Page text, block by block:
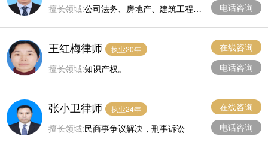
擅长领域:公司法务、房地产、建筑工程、
电话咨询
王红梅律师 执业20年
擅长领域:知识产权。
在线咨询
电话咨询
张小卫律师 执业24年
擅长领域:民商事争议解决，刑事诉讼
在线咨询
电话咨询